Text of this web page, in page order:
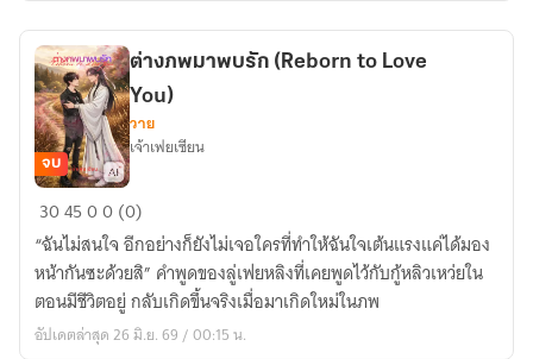
ต่าง
ภพ
มา
พบ
รัก
(Reborn
จบ
ต่างภพมาพบรัก (Reborn to Love
You)
วาย
เจ้าเฟยเซียน
304500 (0)
“ฉันไม่สนใจ อีกอย่างก็ยังไม่เจอใครที่ทำให้ฉันใจเต้นแรงแค่ได้มอง
หน้ากันซะด้วยสิ” คำพูดของลู่เฟยหลิงที่เคยพูดไว้กับกู้หลิวเหว่ยใน
ตอนมีชีวิตอยู่ กลับเกิดขึ้นจริงเมื่อมาเกิดใหม่ในภพ
อัปเดตล่าสุด 26 มิ.ย. 69 / 00:15 น.